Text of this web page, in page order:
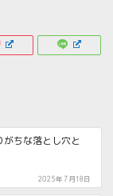
ちな落とし穴と
2025年7月18日